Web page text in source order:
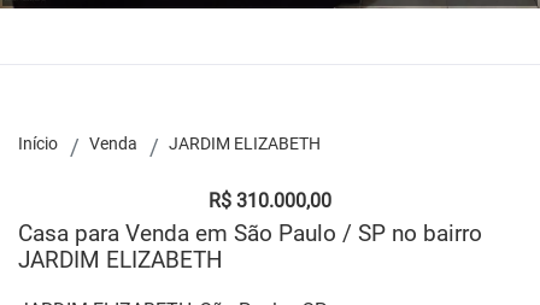
Início Venda JARDIM ELIZABETH
R$ 310.000,00
Casa para Venda em São Paulo / SP no bairro
JARDIM ELIZABETH